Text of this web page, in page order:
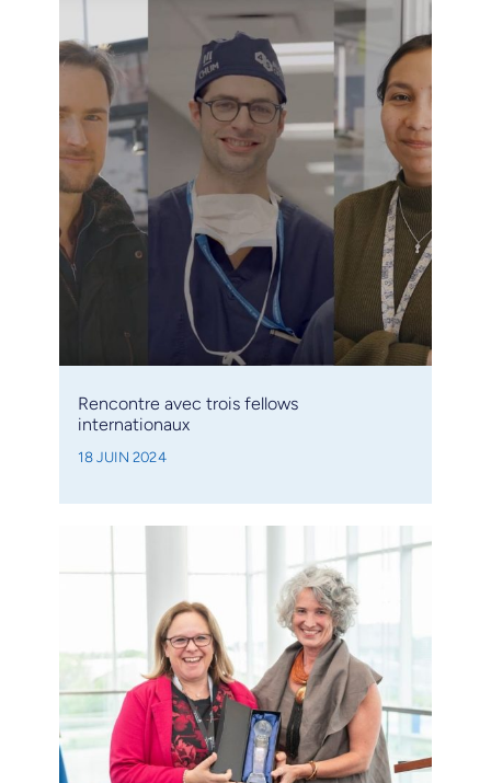
Rencontre avec trois fellows
internationaux
18 JUIN 2024